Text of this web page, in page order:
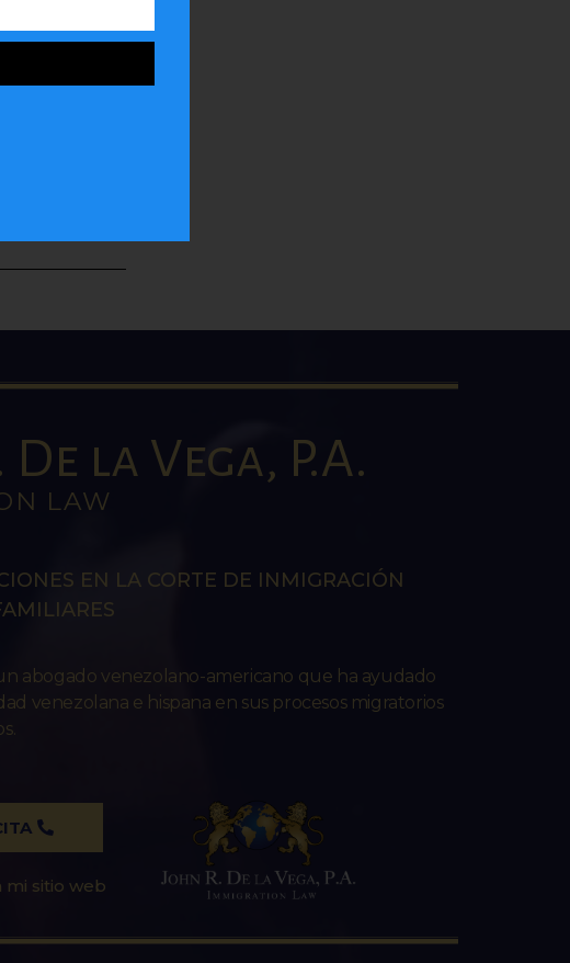
y
la Vega, P.A.
LAW
EN LA CORTE DE INMIGRACIÓN
abogado venezolano-americano que ha ayudado
venezolana e hispana en sus procesos migratorios
mi sitio web